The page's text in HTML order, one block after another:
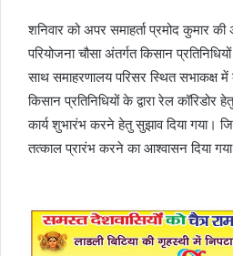
शनिवार को अपर समाहर्ता प्रमोद कुमार की
परियोजना चौसा अंतर्गत किसान
साथ समाहरणालय परिसर स्थित सभाकक्ष
किसान प्रतिनिधियों के द्वारा रेल
कार्य शुभारंभ करने हेतु सुझाव दिया गया।
तत्काल प्रारंभ करने का आश्वासन दिया